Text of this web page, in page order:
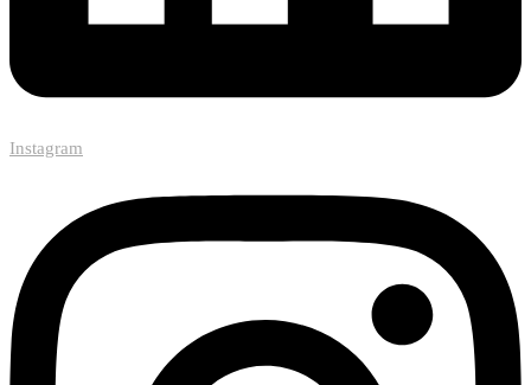
Instagram